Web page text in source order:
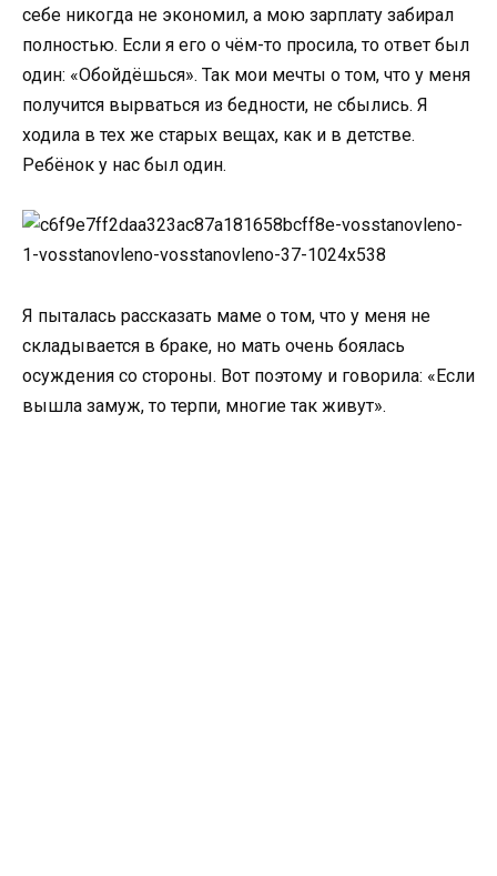
себе никогда не экономил, а мою зарплату забирал
полностью. Если я его о чём-то просила, то ответ был
один: «Обойдёшься». Так мои мечты о том, что у меня
получится вырваться из бедности, не сбылись. Я
ходила в тех же старых вещах, как и в детстве.
Ребёнок у нас был один.
Я пыталась рассказать маме о том, что у меня не
складывается в браке, но мать очень боялась
осуждения со стороны. Вот поэтому и говорила: «Если
вышла замуж, то терпи, многие так живут».